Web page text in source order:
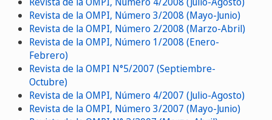
Revista de la OMPI, Número 3/2008 (Mayo-Junio)
Revista de la OMPI, Número 2/2008 (Marzo-Abril)
Revista de la OMPI, Número 1/2008 (Enero-
Febrero)
Revista de la OMPI N°5/2007 (Septiembre-
Octubre)
Revista de la OMPI, Número 4/2007 (Julio-Agosto)
Revista de la OMPI, Número 3/2007 (Mayo-Junio)